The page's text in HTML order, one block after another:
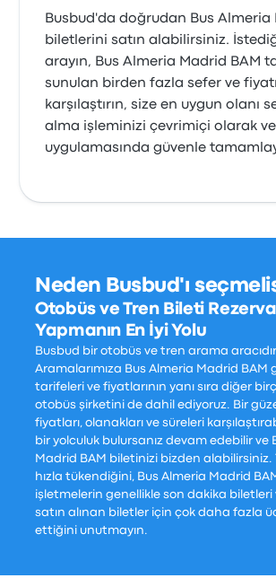
Busbud'da doğrudan Bus Almeria
biletlerini satın alabilirsiniz.
arayın, Bus Almeria Madrid BAM
sunulan birden fazla sefer ve fiyatı
karşılaştırın, size en uygun olanı
alma işleminizi çevrimiçi olarak
uygulamasında güvenle
Neden Busbud'ı
Otobüs ve Tren Bileti
Yapmanın En İyi Yolu
Busbud bir otobüs ve tren arama
Aramalarımıza Bus Almeria Madrid BAM
tarifeleri ve fiyatlarının yanı sıra diğer
otobüs şirketini de dahil ediyoruz. Bir
fiyatları, olanakları ve süreleri
bir yolculuk bulursanız devam edebilir ve
Madrid BAM biletinizi bizden alabilirsiniz.
hızla tükendiğini, Bus Almeria Madrid
işletmelerin genellikle son dakika biletleri
satın alınan biletler için çok daha fazla
ettiğini unutmayın.